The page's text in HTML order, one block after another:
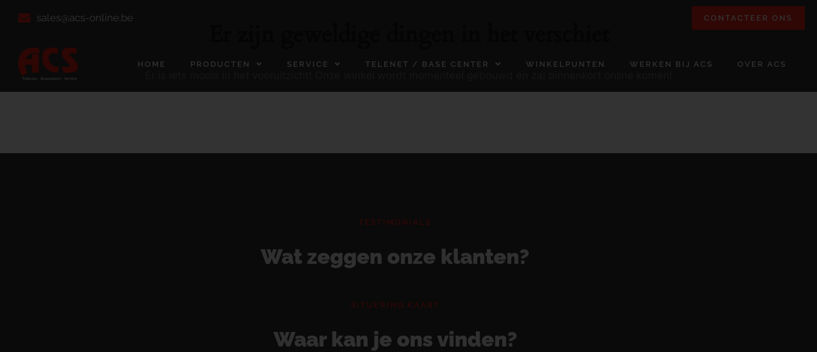
sales@acs-online.be CONTACTEER ONS
HOME PRODUCTEN SERVICE TELENET / BASE CENTER WINKELPUNTEN WERKEN BIJ ACS OVER ACS
TESTIMONIALS
Wat zeggen onze klanten?
SITUERING KAART
Waar kan je ons vinden?